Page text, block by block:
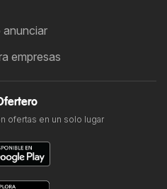
anunciar
empresas
ofertas en un solo lugar